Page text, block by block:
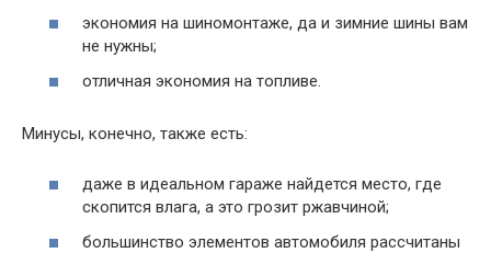
экономия на шиномонтаже, да и зимние шины вам
не нужны;
отличная экономия на топливе.
Минусы, конечно, также есть:
даже в идеальном гараже найдется место, где
скопится влага, а это грозит ржавчиной;
большинство элементов автомобиля рассчитаны